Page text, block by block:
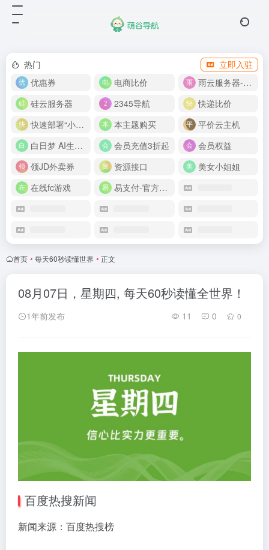
热门
立即入驻
优惠券
电商比价
雨云服务器-新人首月 5 折
硅云服务器
2345导航
快递比价
快速部署“小龙虾”
本主题购买
平价云主机
白日梦 AI生成50分钟视频
会员充值3折起
会员权益
领JD外卖券
资源接口
美女小姐姐
在线fc游戏
易支付-官方网站
首页 • 每天60秒读懂世界 • 正文
08月07日，星期四, 每天60秒读懂全世界！
1年前发布 11 0 0
百度热搜新闻
新闻来源：百度热搜榜